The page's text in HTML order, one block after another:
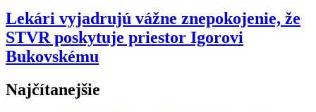
Lekári vyjadrujú vážne znepokojenie, že
STVR poskytuje priestor Igorovi
Bukovskému
Najčítanejšie